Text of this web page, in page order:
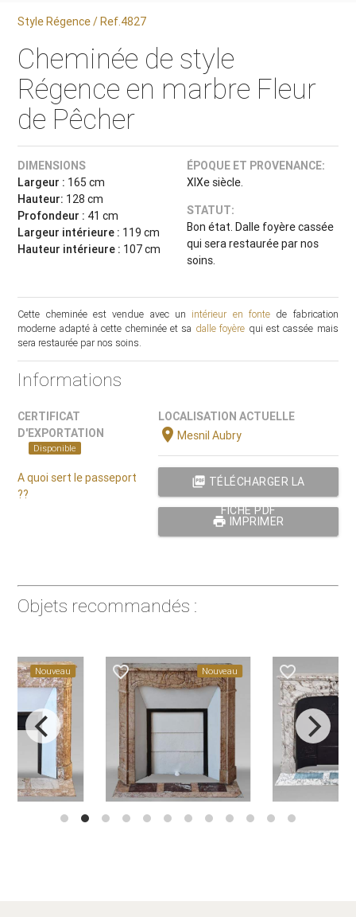
Style Régence / Ref.4827
Cheminée de style
Régence en marbre Fleur
de Pêcher
DIMENSIONS
Largeur : 165 cm
Hauteur: 128 cm
Profondeur : 41 cm
Largeur intérieure : 119 cm
Hauteur intérieure : 107 cm
ÉPOQUE ET PROVENANCE:
XIXe siècle.
STATUT:
Bon état. Dalle foyère cassée
qui sera restaurée par nos
soins.
Cette cheminée est vendue avec un intérieur en fontede fabrication
moderne adapté à cette cheminée et sa dalle foyère qui est cassée mais
sera restaurée par nos soins.
Informations
CERTIFICAT
D'EXPORTATION
Disponible
A quoi sert le passeport
??
LOCALISATION ACTUELLE
location_onMesnil Aubry
picture_as_pdf TÉLÉCHARGER LA
FICHE PDF
print IMPRIMER
Objets recommandés :
Nouveau favorite_border Nouveau favorite_border